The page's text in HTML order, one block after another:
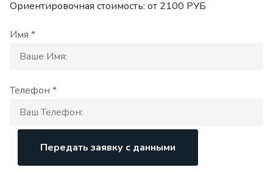
Ориентировочная стоимость: от 2100 РУБ
Имя *
Телефон *
Передать заявку с данными